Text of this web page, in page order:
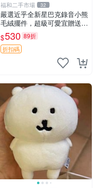
福和二手市場 32
嚴選近乎全新星巴克錄音小熊
毛絨擺件，超級可愛宜贈送掛
飾 錄音小熊 毛絨擺件 贈品
$530 89折
折扣碼